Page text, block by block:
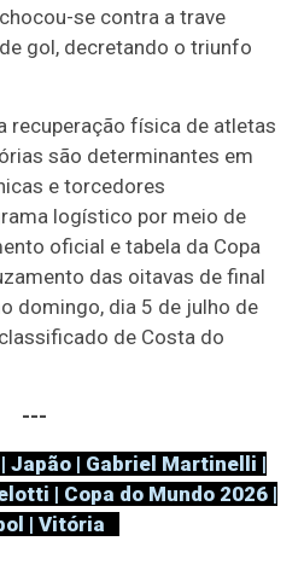
se contra a trave
gol, decretando o triunfo
recuperação física de atletas
são determinantes em
e torcedores
logístico por meio de
oficial e tabela da Copa
das oitavas de final
domingo, dia 5 de julho de
de Costa do
---
Japão | Gabriel Martinelli |
| Copa do Mundo 2026 |
| Vitória